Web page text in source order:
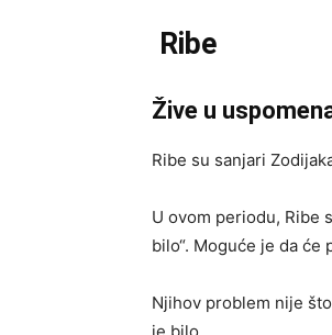
Ribe
Žive u
Ribe su sanjari
U ovom periodu, Ribe
bilo“. Moguće je da
Njihov problem nije